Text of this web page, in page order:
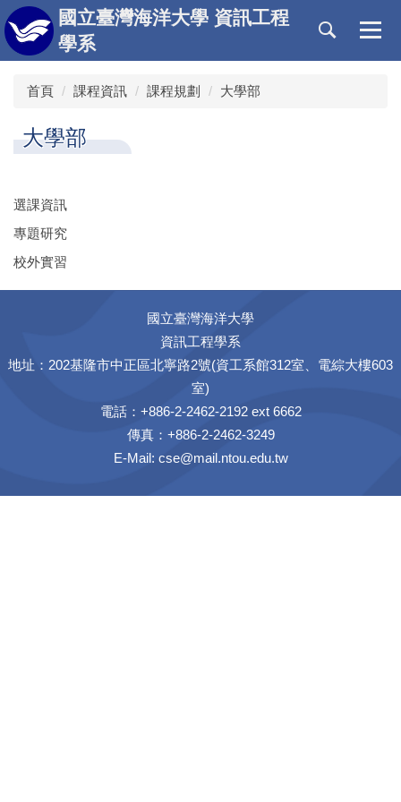
跳
到
主
國立臺灣海洋大學 資訊工程
學系
首頁 課程資訊 課程規劃 大學部
大學部
選課資訊
專題研究
校外實習
國立臺灣海洋大學
資訊工程學系
地址：202基隆市中正區北寧路2號(資工系館312室、電綜大樓603
室)
電話：+886-2-2462-2192 ext 6662
傳真：+886-2-2462-3249
E-Mail: cse@mail.ntou.edu.tw